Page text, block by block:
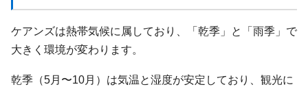
ケアンズは熱帯気候に属しており、「乾季」と「雨季」で
大きく環境が変わります。
乾季（5月〜10月）は気温と湿度が安定しており、観光に